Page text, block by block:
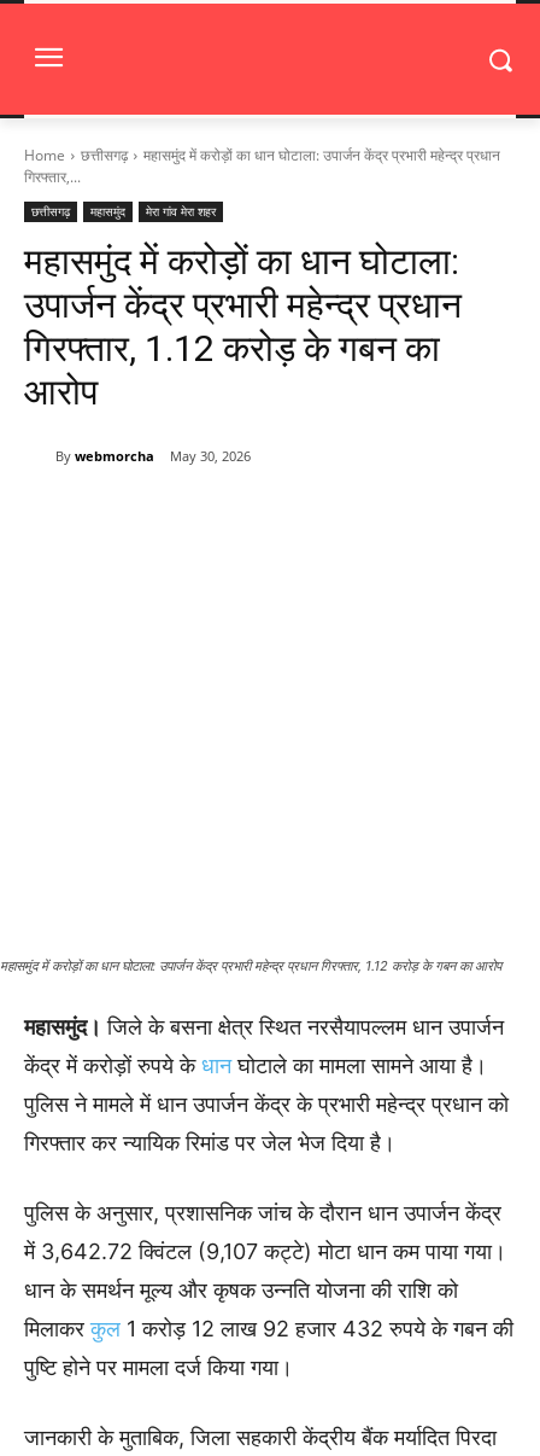
Home छत्तीसगढ़
महासमुंद में करोड़ों का धान घोटाला: उपार्जन केंद्र प्रभारी महेन्द्र प्रधान
गिरफ्तार,...
छत्तीसगढ़ महासमुंद मेरा गांव मेरा शहर
महासमुंद में करोड़ों का धान घोटाला:
उपार्जन केंद्र प्रभारी महेन्द्र प्रधान
गिरफ्तार, 1.12 करोड़ के गबन का
आरोप
By webmorcha May 30, 2026
महासमुंद में करोड़ों का धान घोटाला: उपार्जन केंद्र प्रभारी महेन्द्र प्रधान गिरफ्तार, 1.12 करोड़ के गबन का आरोप
महासमुंद। जिले के बसना क्षेत्र स्थित नरसैयापल्लम धान उपार्जन
केंद्र में करोड़ों रुपये केधानघोटाले का मामला सामने आया है।
पुलिस ने मामले में धान उपार्जन केंद्र के प्रभारी महेन्द्र प्रधान को
गिरफ्तार कर न्यायिक रिमांड पर जेल भेज दिया है।
पुलिस के अनुसार, प्रशासनिक जांच के दौरान धान उपार्जन केंद्र
में 3,642.72 क्विंटल (9,107 कट्टे) मोटा धान कम पाया गया।
धान के समर्थन मूल्य और कृषक उन्नति योजना की राशि को
मिलाकरकुल 1 करोड़ 12 लाख 92 हजार 432 रुपये के गबन की
पुष्टि होने पर मामला दर्ज किया गया।
जानकारी के मुताबिक, जिला सहकारी केंद्रीय बैंक मर्यादित पिरदा